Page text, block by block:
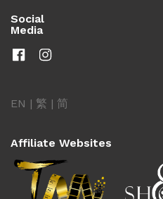
Social
Media
EN | 繁 | 简
Affiliate Websites